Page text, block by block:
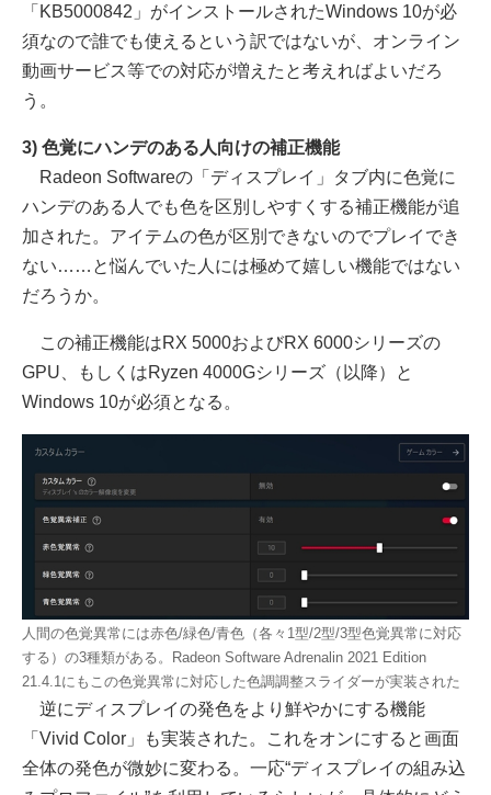
「KB5000842」がインストールされたWindows 10が必
須なので誰でも使えるという訳ではないが、オンライン
動画サービス等での対応が増えたと考えればよいだろ
う。
3) 色覚にハンデのある人向けの補正機能
Radeon Softwareの「ディスプレイ」タブ内に色覚に
ハンデのある人でも色を区別しやすくする補正機能が追
加された。アイテムの色が区別できないのでプレイでき
ない……と悩んでいた人には極めて嬉しい機能ではない
だろうか。
この補正機能はRX 5000およびRX 6000シリーズの
GPU、もしくはRyzen 4000Gシリーズ（以降）と
Windows 10が必須となる。
人間の色覚異常には赤色/緑色/青色（各々1型/2型/3型色覚異常に対応
する）の3種類がある。Radeon Software Adrenalin 2021 Edition
21.4.1にもこの色覚異常に対応した色調調整スライダーが実装された
逆にディスプレイの発色をより鮮やかにする機能
「Vivid Color」も実装された。これをオンにすると画面
全体の発色が微妙に変わる。一応“ディスプレイの組み込